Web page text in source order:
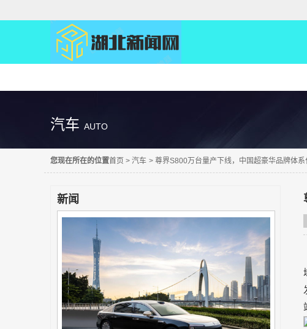
汽车 AUTO
您现在所在的位置首页 > 汽车 > 尊界S800万台量产下线，中国超豪华品牌体
新闻